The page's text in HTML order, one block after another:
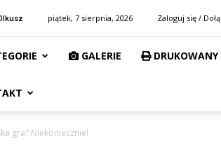
piątek, 7 sierpnia, 2026 Zaloguj się /
GALERIE DRUKOWANY
gra? Niekoniecznie!